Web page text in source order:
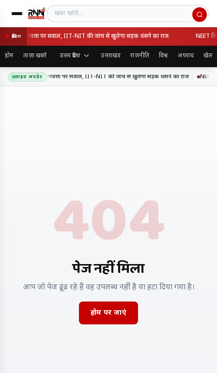
खबर खोजें
ब्रेकिंग
की गुणवत्ता पर सवाल, IIT-NIT की जांच से खुलेगा सड़क धंसने का राज NEET
होम ताज़ा खबरें उत्तर प्रदेश उत्तराखंड राजनीति विश्व अपराध खेल
लाइव अपडेट
एक्सप्रेसवे की गुणवत्ता पर सवाल, IIT-NIT की जांच से खुलेगा सड़क धंसने का राज NEET
404
पेज नहीं मिला
आप जो पेज ढूंढ रहे हैं वह उपलब्ध नहीं है या हटा दिया गया है।
होम पर जाएं